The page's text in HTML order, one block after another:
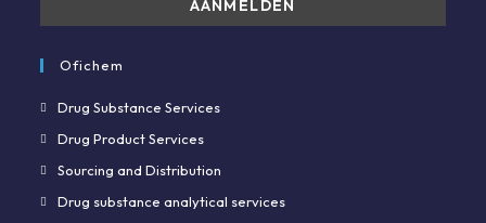
Ofichem
Drug Substance ServicesOpent
Drug Product ServicesOpent
in
Sourcing and Distribution
in
Drug substance analytical servicesOpent